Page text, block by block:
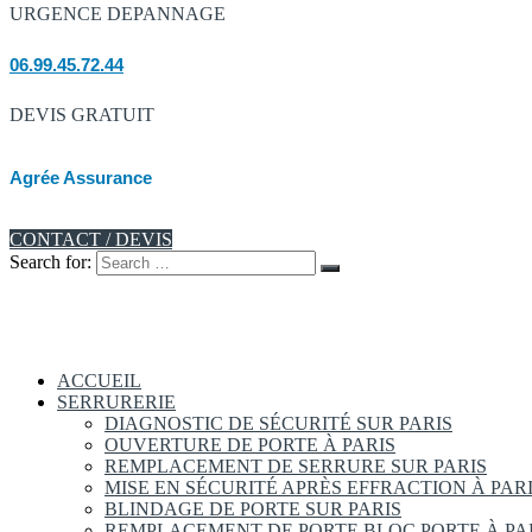
URGENCE DEPANNAGE
06.99.45.72.44
DEVIS GRATUIT
Agrée Assurance
CONTACT / DEVIS
Search for:
ACCUEIL
SERRURERIE
DIAGNOSTIC DE SÉCURITÉ SUR PARIS
OUVERTURE DE PORTE À PARIS
REMPLACEMENT DE SERRURE SUR PARIS
MISE EN SÉCURITÉ APRÈS EFFRACTION À
BLINDAGE DE PORTE SUR PARIS